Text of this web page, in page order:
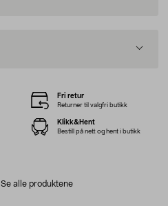
Se alle produktene
Fri retur
Returner til valgfri butikk
Klikk&Hent
Bestill på nett og hent i butikk